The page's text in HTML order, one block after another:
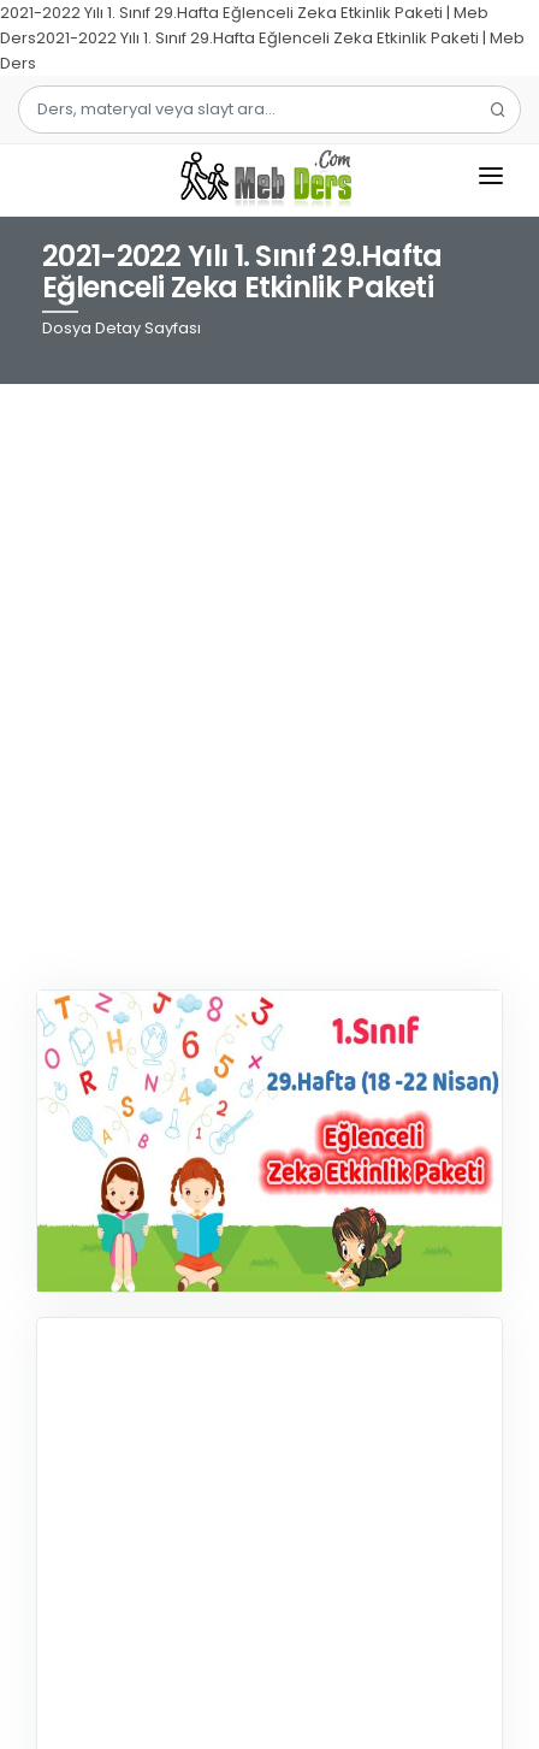
2021-2022 Yılı 1. Sınıf 29.Hafta Eğlenceli Zeka Etkinlik Paketi | Meb
Ders2021-2022 Yılı 1. Sınıf 29.Hafta Eğlenceli Zeka Etkinlik Paketi | Meb
Ders
1.SINIF
2.SINIF
2021-2022 Yılı 1. Sınıf 29.Hafta
Eğlenceli Zeka Etkinlik Paketi
Dosya Detay Sayfası